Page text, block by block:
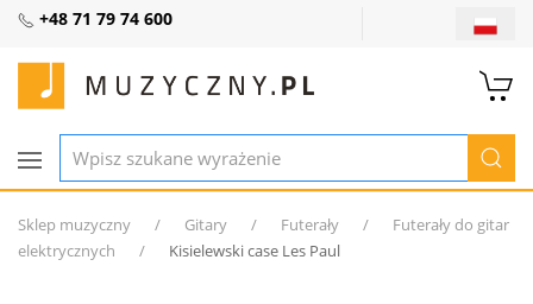
+48 71 79 74 600
Sklep muzyczny Gitary Futerały
Futerały do gitar
elektrycznych
Kisielewski case Les Paul